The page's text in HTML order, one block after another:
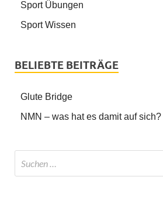
Sport Übungen
Sport Wissen
BELIEBTE BEITRÄGE
Glute Bridge
NMN – was hat es damit auf sich?